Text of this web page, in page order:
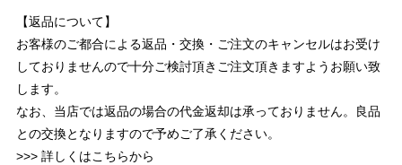
【返品について】
お客様のご都合による返品・交換・ご注文のキャンセルはお受け
しておりませんので十分ご検討頂きご注文頂きますようお願い致
します。
なお、当店では返品の場合の代金返却は承っておりません。良品
との交換となりますので予めご了承ください。
>>> 詳しくはこちらから